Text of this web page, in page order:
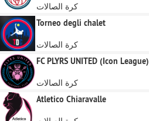
كرة الصالات
Torneo degli chalet
كرة الصالات
FC PLYRS UNITED (Icon League)
كرة الصالات
Atletico Chiaravalle